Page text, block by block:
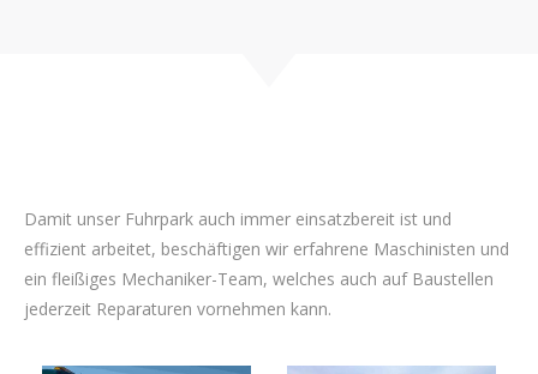
Damit unser Fuhrpark auch immer einsatzbereit ist und
effizient arbeitet, beschäftigen wir erfahrene Maschinisten und
ein fleißiges Mechaniker-Team, welches auch auf Baustellen
jederzeit Reparaturen vornehmen kann.